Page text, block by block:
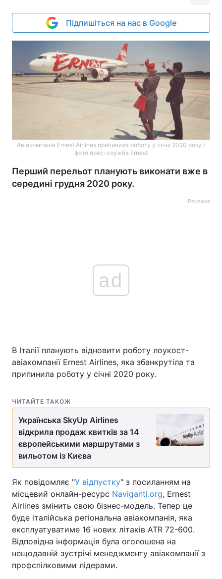
Підпишіться на нас в Google
Авіакомпанія Ernest Airlines припинила роботу у січні 2020 року /
фото прес-служба Ernest
Перший перельот планують виконати вже в
середині грудня 2020 року.
Реклама
ad
В Італії планують відновити роботу лоукост-
авіакомпанії Ernest Airlines, яка збанкрутіла та
припинила роботу у січні 2020 року.
ЧИТАЙТЕ ТАКОЖ
Українська SkyUp Airlines
відкрила продаж квитків за 14
європейськими маршрутами з
вильотом із Києва
Як повідомляє "У відпустку" з посиланням на
місцевий онлайн-ресурс Naviganti.org, Ernest
Airlines змінить свою бізнес-модель. Тепер це
буде італійська регіональна авіакомпанія, яка
експлуатуватиме 16 нових літаків ATR 72-600.
Відповідна інформація була оголошена на
нещодавній зустрічі менеджменту авіакомпанії з
профспілковими лідерами.